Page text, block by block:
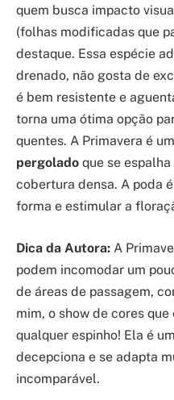
quem busca impacto
(folhas modificadas que
destaque. Essa espécie
drenado, não gosta de
é bem resistente e
torna uma ótima opção
quentes. A Primavera é
pergolado que se
cobertura densa. A poda
forma e estimular a
Dica da Autora: A
podem incomodar um
de áreas de passagem,
mim, o show de cores
qualquer espinho! Ela é
decepciona e se adapta
incomparável.